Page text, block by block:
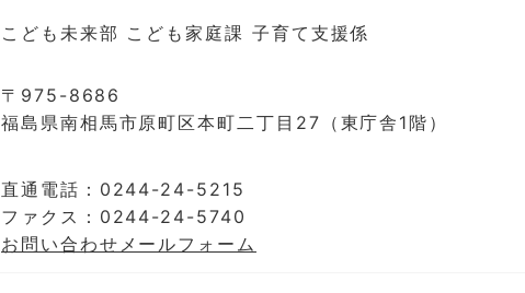
こども未来部 こども家庭課 子育て支援係
〒975-8686
福島県南相馬市原町区本町二丁目27（東庁舎1階）
直通電話：0244-24-5215
ファクス：0244-24-5740
お問い合わせメールフォーム